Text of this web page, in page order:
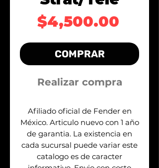
$4,500.00
COMPRAR
Realizar compra
Afiliado oficial de Fender en
México. Articulo nuevo con 1 año
de garantia. La existencia en
cada sucursal puede variar este
catalogo es de caracter